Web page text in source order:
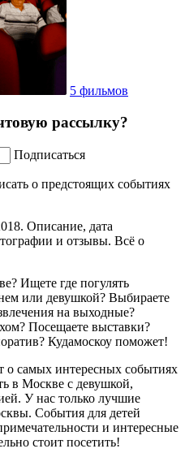
5 фильмов
рассылку?
Подписаться
о предстоящих событиях
Описание, дата
и отзывы. Всё о
Ищете где погулять
или девушкой? Выбираете
на выходные?
Посещаете выставки?
Кудамоскоу поможет!
самых интересных событиях
в Москве с девушкой,
У нас только лучшие
События для детей
и интересные
стоит посетить!